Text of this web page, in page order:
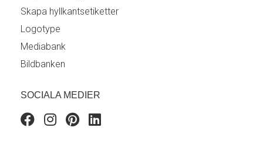
Skapa hyllkantsetiketter
Logotype
Mediabank
Bildbanken
SOCIALA MEDIER
FacebookInstagram
Pinterest